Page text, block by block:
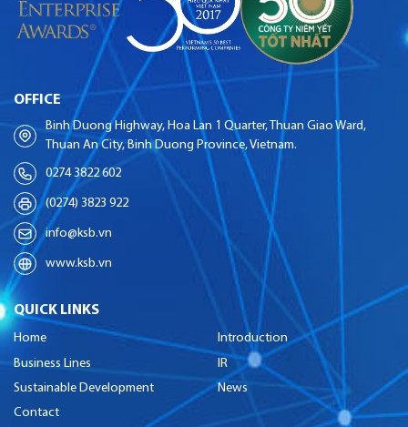
OFFICE
Binh Duong Highway, Hoa Lan 1 Quarter, Thuan Giao Ward,
Thuan An City, Binh Duong Province, Vietnam.
0274 3822 602
(0274) 3823 922
info@ksb.vn
www.ksb.vn
QUICK LINKS
Home
Introduction
Business Lines
IR
Sustainable Development
News
Contact